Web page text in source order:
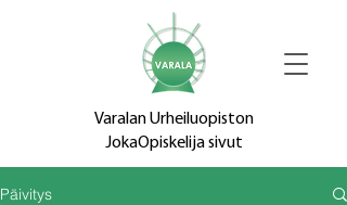
Varalan Urheiluopiston
JokaOpiskelija sivut
Päivitys